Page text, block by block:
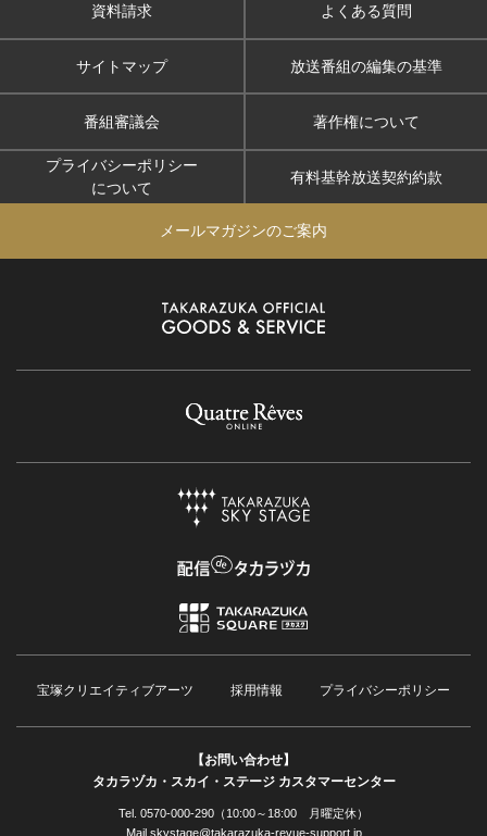
資料請求 よくある質問
サイトマップ 放送番組の編集の基準
番組審議会 著作権について
プライバシーポリシー
について
有料基幹放送契約約款
メールマガジンのご案内
宝塚クリエイティブアーツ 採用情報 プライバシーポリシー
【お問い合わせ】
タカラヅカ・スカイ・ステージ カスタマーセンター
Tel. 0570-000-290（10:00～18:00 月曜定休）
Mail skystage@takarazuka-revue-support.jp